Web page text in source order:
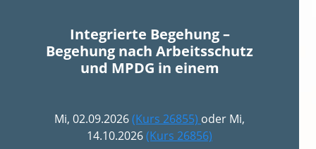
Integrierte Begehung –
Begehung nach Arbeitsschutz
und MPDG in einem
Mi, 02.09.2026(Kurs 26855) oder Mi,
14.10.2026(Kurs 26856)